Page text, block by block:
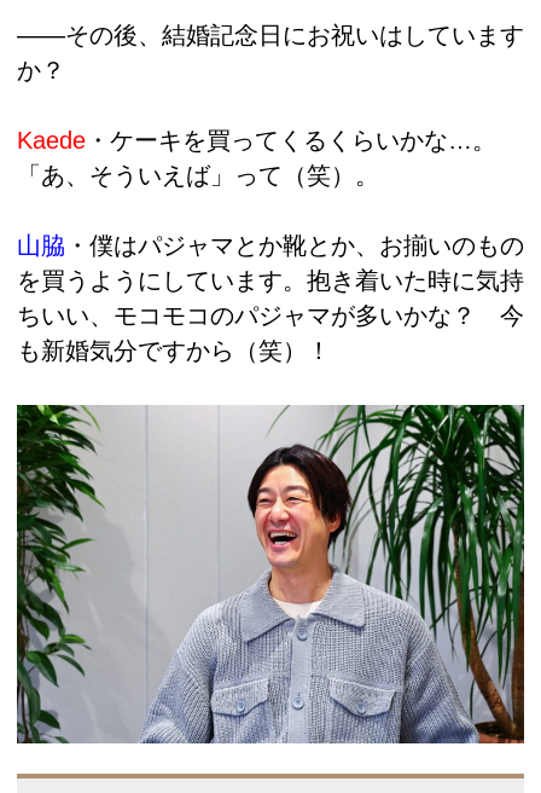
――その後、結婚記念日にお祝いはしています
か？
Kaede ・ケーキを買ってくるくらいかな…。
「あ、そういえば」って（笑）。
山脇 ・僕はパジャマとか靴とか、 お揃いのもの
を買うようにしています。抱き着いた時に気持
ちいい、モコモコのパジャマが多いかな？ 今
も新婚気分ですから（笑）！